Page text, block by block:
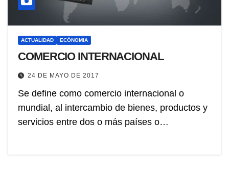
ACTUALIDAD ECÓNOMIA
COMERCIO INTERNACIONAL
24 DE MAYO DE 2017
Se define como comercio internacional o
mundial, al intercambio de bienes, productos y
servicios entre dos o más países o…